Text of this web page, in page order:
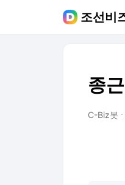
조선비
종
C-Biz봇